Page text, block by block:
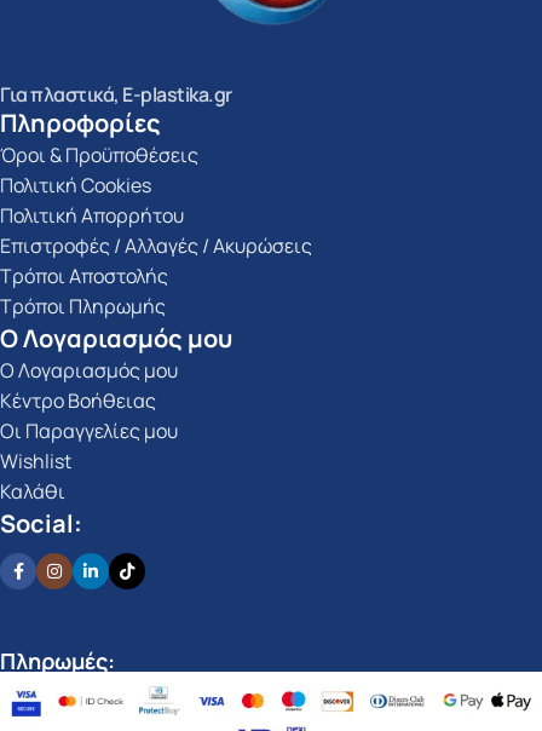
Για πλαστικά, E-plastika.gr
Πληροφορίες
Όροι & Προϋποθέσεις
Πολιτική Cookies
Πολιτική Απορρήτου
Επιστροφές / Αλλαγές / Ακυρώσεις
Τρόποι Αποστολής
Τρόποι Πληρωμής
Ο Λογαριασμός μου
Ο Λογαριασμός μου
Κέντρο Βοήθειας
Οι Παραγγελίες μου
Wishlist
Καλάθι
Social:
Πληρωμές: